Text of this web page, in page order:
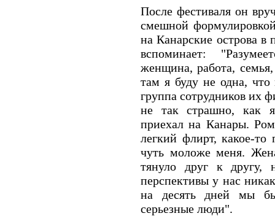
После фестиваля он
смешной
на Канарские острова в
вспоминает:
женщина, работа,
там я буду не одна,
группа сотрудников их
не так страшно, как
приехал на Канары.
легкий флирт, какое-то
чуть моложе меня.
тянуло друг к другу,
перспективы у нас
на десять дней мы
серьезные люди".